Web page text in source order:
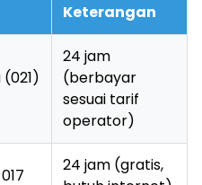
Keterangan
(021)
24 jam
(berbayar
sesuai tarif
operator)
24 jam (gratis,